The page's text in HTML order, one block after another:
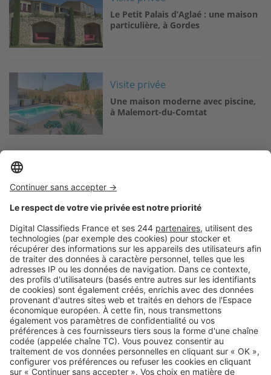
Le Petit Palais d’Aglaé : une maison
particulière, à Gordes
Image
Visite privée
Une maison moderne avec piscine,
à Malemort-du-Comtat
Logic-Immo c’est aussi …
Retrouvez-nous sur …
A propos
Qui sommes-nous ?